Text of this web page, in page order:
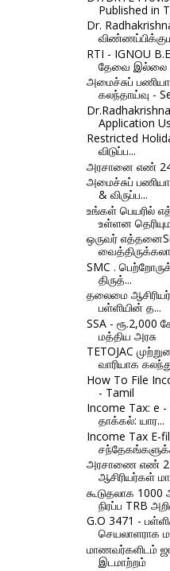
Published in
Dr.
RTI - IGNOU
தேவை இல்லை
அமைச்சுப்
கலந்தாய்வு -
Application
Restricted
விடுப்ப...
அரசானை எண்
அமைச்சுப்
& விருப்ப...
உங்கள் பெயரில்
உள்ளன
ஒருவர்
SMC .
திருத்...
தலைமை ஆசிரியர்
பள்ளியின் த...
SSA - ரூ.2,000
மத்திய அரசு
TETOJAC
வாரியாக
How To File
- Tamil
Income Tax: e
தாக்கல்: யார...
Income Tax E-
அரசாணை எண்
ஆசிரியர்கள்
கூடுதலாக 1000
நிரப்ப TRB
G.O 3471 -
செயலாளராக
மாணவர்களிடம்
இடமாற்றம்